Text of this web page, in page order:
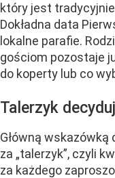
który jest
Dokładna data
lokalne parafie.
gościom pozostaje
do koperty lub co
Talerzyk
Główną
za „talerzyk”, czyli
za każdego